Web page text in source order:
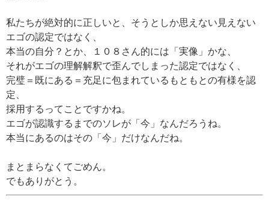
私たちが絶対的に正しいと、そうとしか思えない見えない
エゴの認定ではなく、
本当の自分？とか、１０８さん的には「実像」かな、
それがエゴの理解解釈で歪んでしまった認定ではなく、
完璧＝既にある＝充足に包まれているもともとの有様を認
定、
採用するってことですかね。
エゴが認識するまでのソレが「今」なんだろうね。
本当にあるのはその「今」だけなんだね。
まとまらなくてごめん。
でもありがとう。